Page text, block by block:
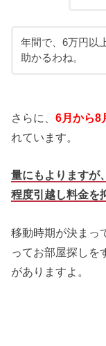
年間で、6万円以
助かるわね。
さらに、6月から8
れています。
量にもよりますが
程度引越し料金を
移動時期が決まっ
ってお部屋探しを
がありますよ。